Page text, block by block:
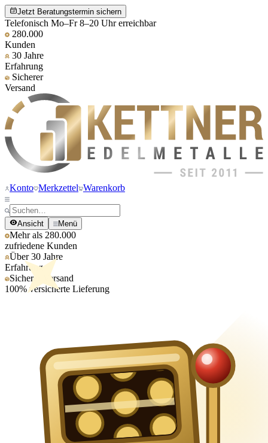
Jetzt Beratungstermin sichern
Telefonisch Mo–Fr 8–20 Uhr erreichbar
280.000
Kunden
30 Jahre
Erfahrung
Sicherer
Versand
Konto Merkzettel Warenkorb
Ansicht Menü
Mehr als 280.000
zufriedene Kunden
Über 30 Jahre
Erfahrung
Sicherer Versand
100% versicherte Lieferung